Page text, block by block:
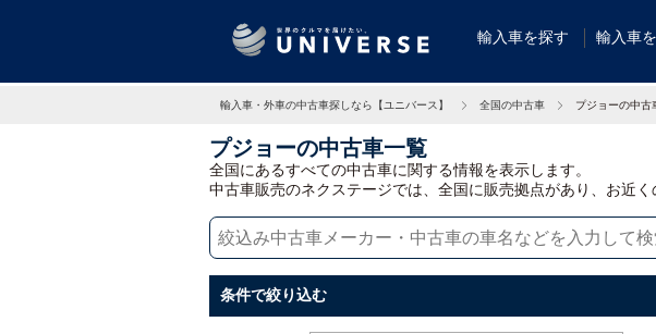
輸入車を探す 輸入車
輸入車・外車の中古車探しなら【ユニバース】 全国の中古車 プジョーの中古
プジョーの中古車一覧
全国にあるすべての中古車に関する情報を表示します。
中古車販売のネクステージでは、全国に販売拠点があり、お近
条件で絞り込む